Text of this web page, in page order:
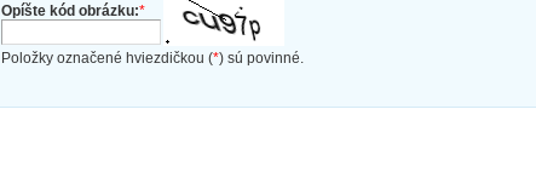
Opíšte kód obrázku:*
Položky označené hviezdičkou (*) sú povinné.